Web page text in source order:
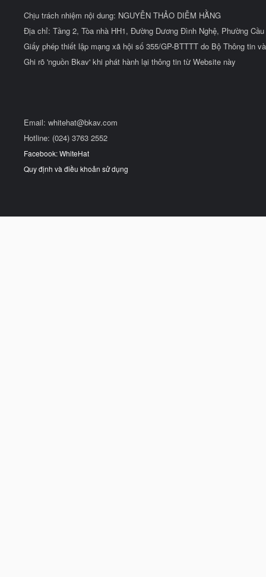
Chịu trách nhiệm nội dung: NGUYỄN THẢO DIỄM HẰNG
Địa chỉ: Tầng 2, Tòa nhà HH1, Đường Dương Đình Nghệ, Phường
Giấy phép thiết lập mạng xã hội số 355/GP-BTTTT do Bộ Thông tin
Ghi rõ 'nguồn Bkav' khi phát hành lại thông tin từ Website này
Email: whitehat@bkav.com
Hotline: (024) 3763 2552
Facebook: WhiteHat
Quy định và điều khoản sử dụng